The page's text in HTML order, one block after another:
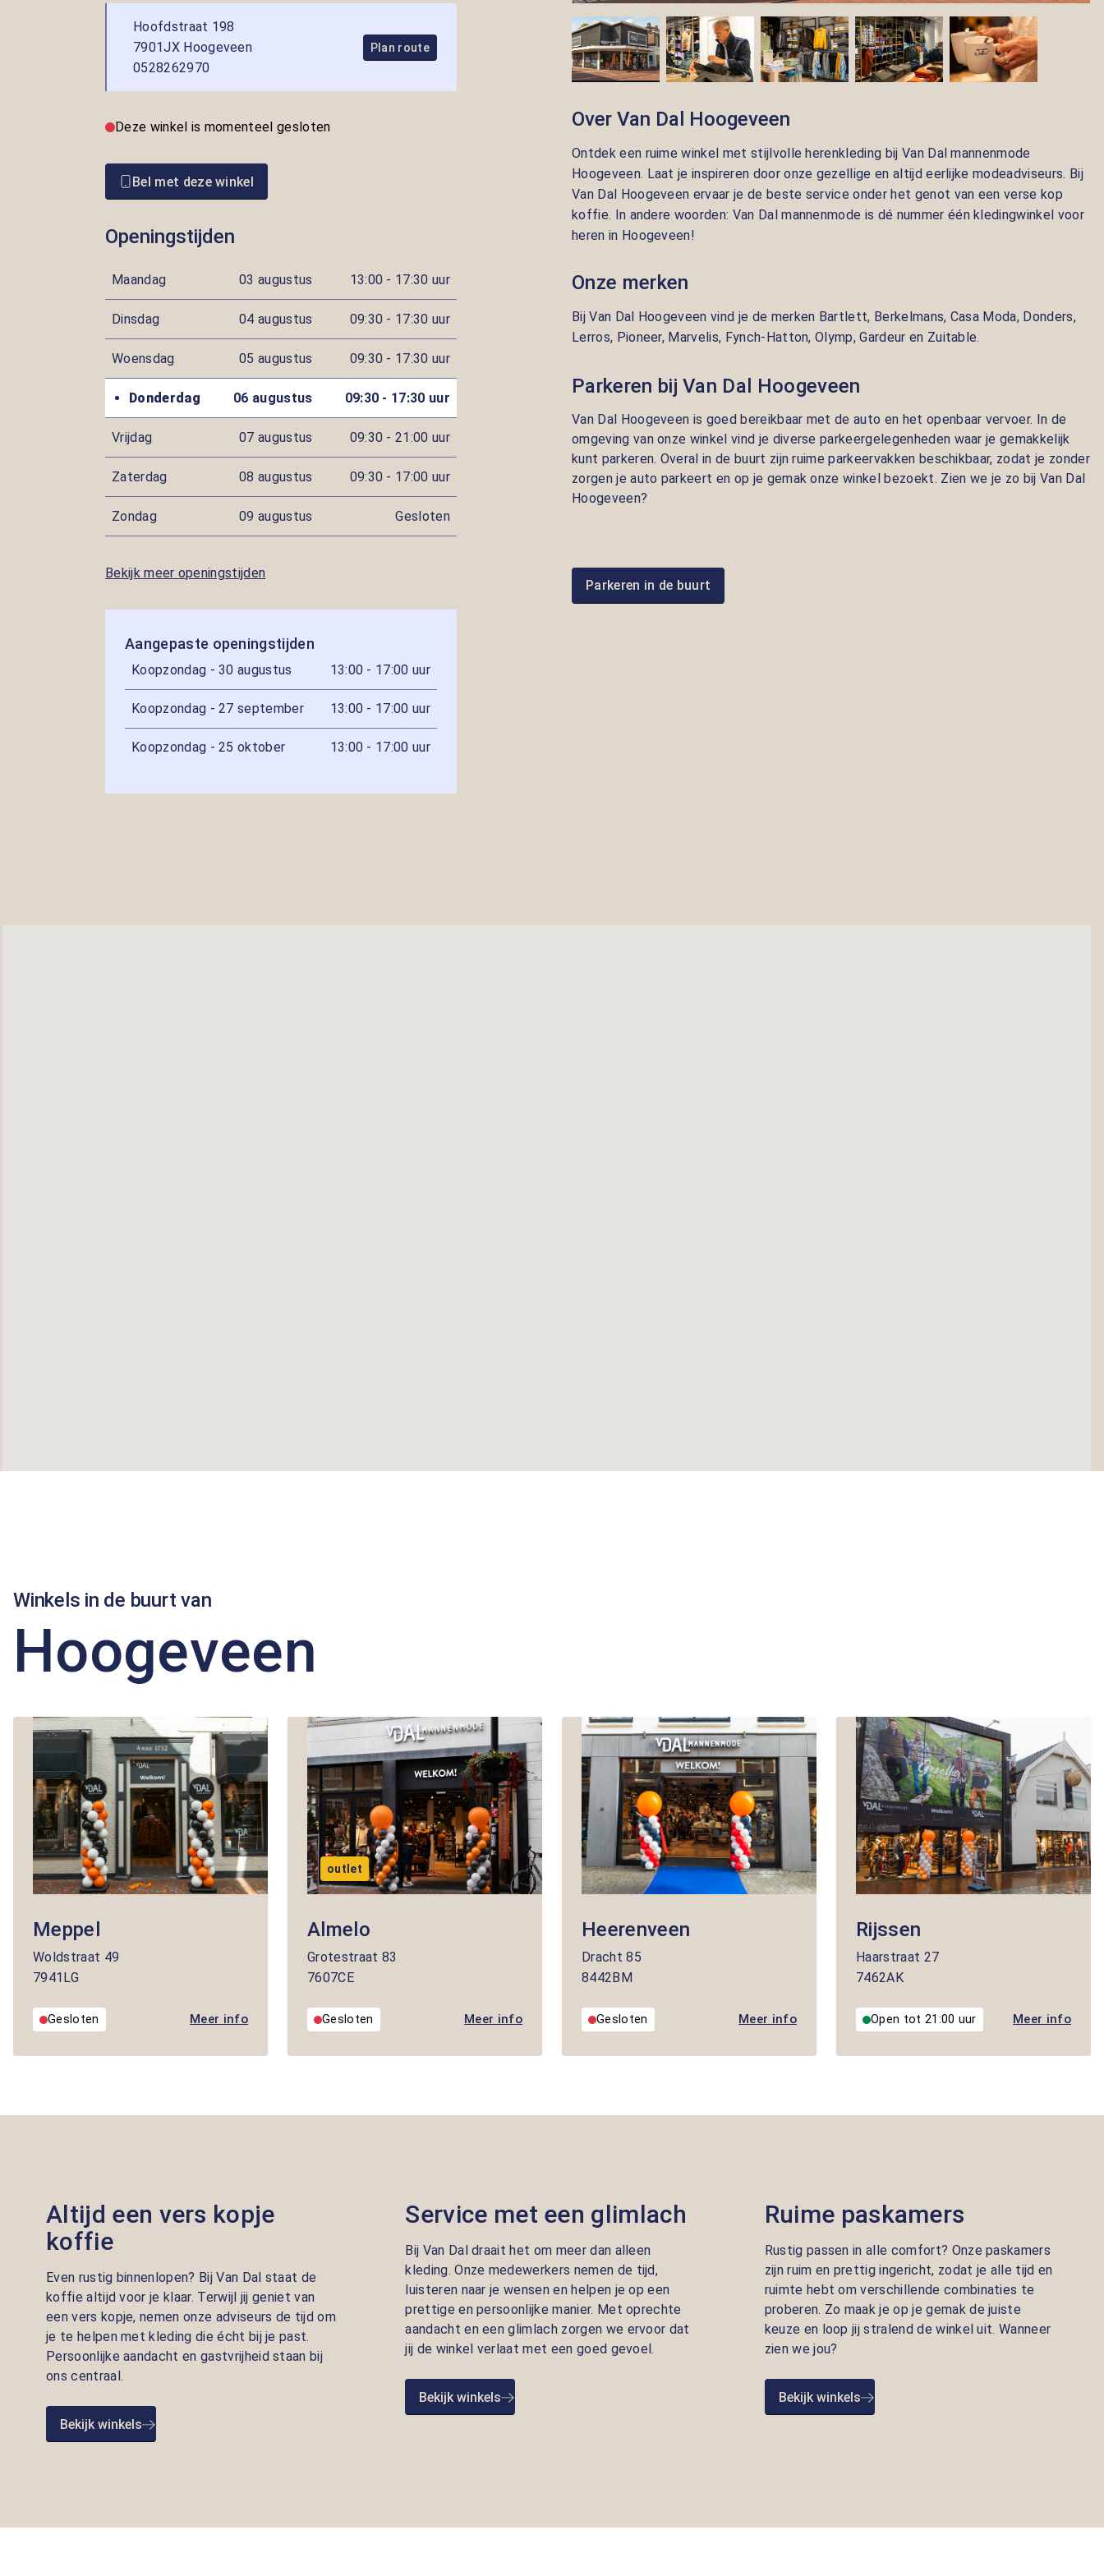
Hoofdstraat 198
7901JX Hoogeveen
0528262970
Plan route
Deze winkel is momenteel gesloten
Bel met deze winkel
Openingstijden
Maandag 03 augustus 13:00 - 17:30 uur
Dinsdag 04 augustus 09:30 - 17:30 uur
Woensdag 05 augustus 09:30 - 17:30 uur
Donderdag 06 augustus 09:30 - 17:30 uur
Vrijdag 07 augustus 09:30 - 21:00 uur
Zaterdag 08 augustus 09:30 - 17:00 uur
Zondag 09 augustus Gesloten
Bekijk meer openingstijden
Aangepaste openingstijden
Koopzondag - 30 augustus 13:00 - 17:00 uur
Koopzondag - 27 september 13:00 - 17:00 uur
Koopzondag - 25 oktober 13:00 - 17:00 uur
Over Van Dal Hoogeveen
Ontdek een ruime winkel met stijlvolle herenkleding bij Van Dal mannenmode
Hoogeveen. Laat je inspireren door onze gezellige en altijd eerlijke modeadviseurs. Bij
Van Dal Hoogeveen ervaar je de beste service onder het genot van een verse kop
koffie. In andere woorden: Van Dal mannenmode is dé nummer één kledingwinkel voor
heren in Hoogeveen!
Onze merken
Bij Van Dal Hoogeveen vind je de merken Bartlett, Berkelmans, Casa Moda, Donders,
Lerros, Pioneer, Marvelis, Fynch-Hatton, Olymp, Gardeur en Zuitable.
Parkeren bij Van Dal Hoogeveen
Van Dal Hoogeveen is goed bereikbaar met de auto en het openbaar vervoer. In de
omgeving van onze winkel vind je diverse parkeergelegenheden waar je gemakkelijk
kunt parkeren. Overal in de buurt zijn ruime parkeervakken beschikbaar, zodat je zonder
zorgen je auto parkeert en op je gemak onze winkel bezoekt. Zien we je zo bij Van Dal
Hoogeveen?
Parkeren in de buurt
Winkels in de buurt van
Hoogeveen
Meppel
Woldstraat 49
7941LG
Gesloten Meer info
outlet
Almelo
Grotestraat 83
7607CE
Gesloten Meer info
Heerenveen
Dracht 85
8442BM
Gesloten Meer info
Rijssen
Haarstraat 27
7462AK
Open tot 21:00 uur Meer info
Altijd een vers kopje
koffie
Even rustig binnenlopen? Bij Van Dal staat de
koffie altijd voor je klaar. Terwijl jij geniet van
een vers kopje, nemen onze adviseurs de tijd om
je te helpen met kleding die écht bij je past.
Persoonlijke aandacht en gastvrijheid staan bij
ons centraal.
Bekijk winkels
Service met een glimlach
Bij Van Dal draait het om meer dan alleen
kleding. Onze medewerkers nemen de tijd,
luisteren naar je wensen en helpen je op een
prettige en persoonlijke manier. Met oprechte
aandacht en een glimlach zorgen we ervoor dat
jij de winkel verlaat met een goed gevoel.
Bekijk winkels
Ruime paskamers
Rustig passen in alle comfort? Onze paskamers
zijn ruim en prettig ingericht, zodat je alle tijd en
ruimte hebt om verschillende combinaties te
proberen. Zo maak je op je gemak de juiste
keuze en loop jij stralend de winkel uit. Wanneer
zien we jou?
Bekijk winkels